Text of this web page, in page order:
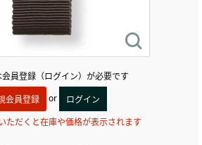
員登録（ログイン）が必要です
会員登録
or
ログイン
ただくと在庫や価格が表示されます